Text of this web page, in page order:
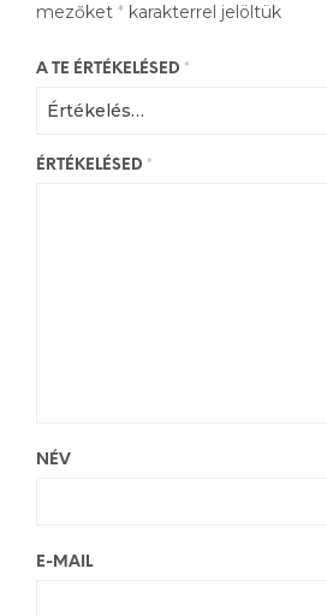
mezőket * karakterrel jelöltük
A TE ÉRTÉKELÉSED *
ÉRTÉKELÉSED *
NÉV
E-MAIL